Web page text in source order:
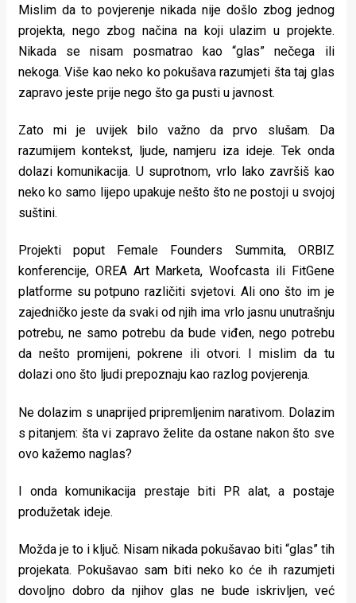
Mislim da to povjerenje nikada nije došlo zbog jednog
projekta, nego zbog načina na koji ulazim u projekte.
Nikada se nisam posmatrao kao “glas” nečega ili
nekoga. Više kao neko ko pokušava razumjeti šta taj glas
zapravo jeste prije nego što ga pusti u javnost.
Zato mi je uvijek bilo važno da prvo slušam. Da
razumijem kontekst, ljude, namjeru iza ideje. Tek onda
dolazi komunikacija. U suprotnom, vrlo lako završiš kao
neko ko samo lijepo upakuje nešto što ne postoji u svojoj
suštini.
Projekti poput Female Founders Summita, ORBIZ
konferencije, OREA Art Marketa, Woofcasta ili FitGene
platforme su potpuno različiti svjetovi. Ali ono što im je
zajedničko jeste da svaki od njih ima vrlo jasnu unutrašnju
potrebu, ne samo potrebu da bude viđen, nego potrebu
da nešto promijeni, pokrene ili otvori. I mislim da tu
dolazi ono što ljudi prepoznaju kao razlog povjerenja.
Ne dolazim s unaprijed pripremljenim narativom. Dolazim
s pitanjem: šta vi zapravo želite da ostane nakon što sve
ovo kažemo naglas?
I onda komunikacija prestaje biti PR alat, a postaje
produžetak ideje.
Možda je to i ključ. Nisam nikada pokušavao biti “glas” tih
projekata. Pokušavao sam biti neko ko će ih razumjeti
dovoljno dobro da njihov glas ne bude iskrivljen, već